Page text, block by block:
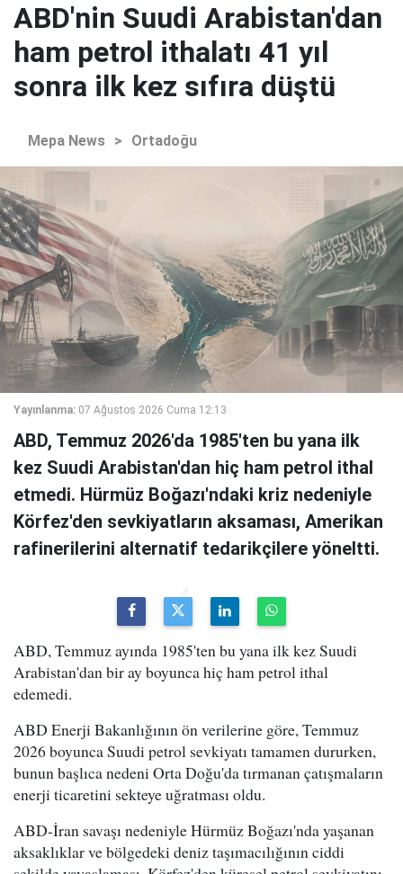
ABD'nin Suudi Arabistan'dan
ham petrol ithalatı 41 yıl
sonra ilk kez sıfıra düştü
Mepa News > Ortadoğu
Yayınlanma: 07 Ağustos 2026 Cuma 12:13
ABD, Temmuz 2026'da 1985'ten bu yana ilk
kez Suudi Arabistan'dan hiç ham petrol ithal
etmedi. Hürmüz Boğazı'ndaki kriz nedeniyle
Körfez'den sevkiyatların aksaması, Amerikan
rafinerilerini alternatif tedarikçilere yöneltti.
ABD, Temmuz ayında 1985'ten bu yana ilk kez Suudi
Arabistan'dan bir ay boyunca hiç ham petrol ithal
edemedi.
ABD Enerji Bakanlığının ön verilerine göre, Temmuz
2026 boyunca Suudi petrol sevkiyatı tamamen dururken,
bunun başlıca nedeni Orta Doğu'da tırmanan çatışmaların
enerji ticaretini sekteye uğratması oldu.
ABD-İran savaşı nedeniyle Hürmüz Boğazı'nda yaşanan
aksaklıklar ve bölgedeki deniz taşımacılığının ciddi